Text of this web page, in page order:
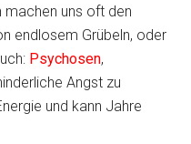
machen uns oft den
endlosem Grübeln, oder
Psychosen,
Angst zu
und kann Jahre